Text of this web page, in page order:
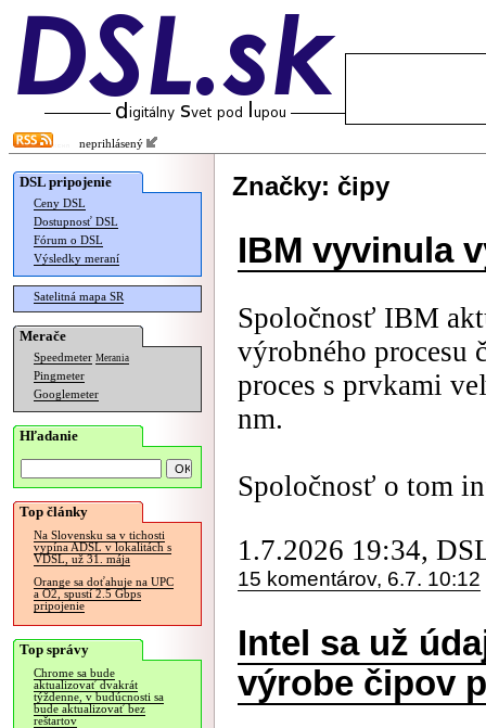
neprihlásený
DSL pripojenie
Ceny DSL
Dostupnosť DSL
Fórum o DSL
Výsledky meraní
Satelitná mapa SR
Merače
Speedmeter Merania
Pingmeter
Googlemeter
Hľadanie
Top články
Na Slovensku sa v tichosti
vypína ADSL v lokalitách s
VDSL, už 31. mája
Orange sa doťahuje na UPC
a O2, spustí 2.5 Gbps
pripojenie
Top správy
Chrome sa bude
aktualizovať dvakrát
týždenne, v budúcnosti sa
bude aktualizovať bez
reštartov
Značky: čipy
IBM vyvinula
Spoločnosť IBM
výrobného procesu
proces s prvkami
nm.
Spoločnosť o tom
1.7.2026 19:34,
15 komentárov, 6.7. 10:12
Intel sa už
výrobe čipov